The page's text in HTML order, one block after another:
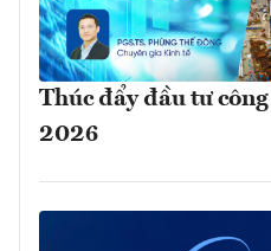
Thúc đẩy đầu tư
2026